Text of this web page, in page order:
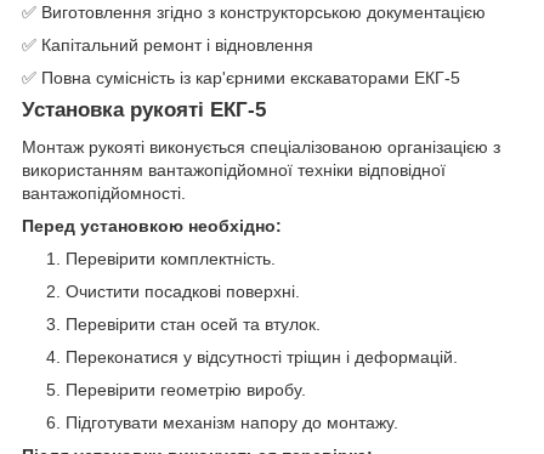
✅ Виготовлення згідно з конструкторською документацією
✅ Капітальний ремонт і відновлення
✅ Повна сумісність із кар'єрними екскаваторами ЕКГ-5
Установка рукояті ЕКГ-5
Монтаж рукояті виконується спеціалізованою організацією з
використанням вантажопідйомної техніки відповідної
вантажопідйомності.
Перед установкою необхідно:
Перевірити комплектність.
Очистити посадкові поверхні.
Перевірити стан осей та втулок.
Переконатися у відсутності тріщин і деформацій.
Перевірити геометрію виробу.
Підготувати механізм напору до монтажу.